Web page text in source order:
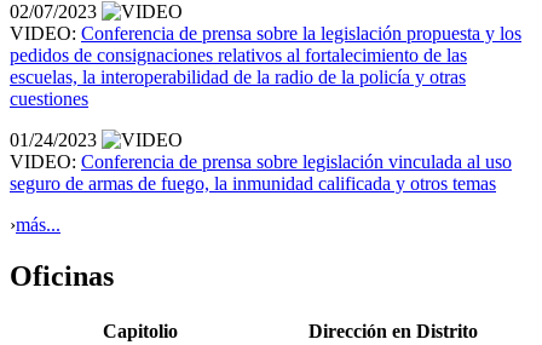
02/07/2023
VIDEO: Conferencia de prensa sobre la legislación propuesta y los
pedidos de consignaciones relativos al fortalecimiento de las
escuelas, la interoperabilidad de la radio de la policía y otras
cuestiones
01/24/2023
VIDEO: Conferencia de prensa sobre legislación vinculada al uso
seguro de armas de fuego, la inmunidad calificada y otros temas
›más...
Oficinas
Capitolio
Dirección en Distrito